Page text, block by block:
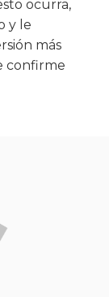
ocurra,
y le
más
confirme